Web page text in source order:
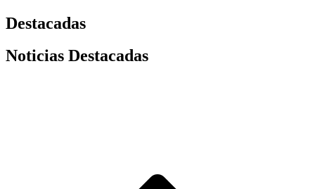
Destacadas
Noticias Destacadas